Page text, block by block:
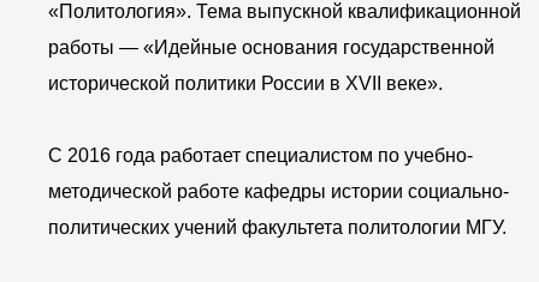
«Политология». Тема выпускной квалификационной
работы — «Идейные основания государственной
исторической политики России в XVII веке».
С 2016 года работает специалистом по учебно-
методической работе кафедры истории социально-
политических учений факультета политологии МГУ.